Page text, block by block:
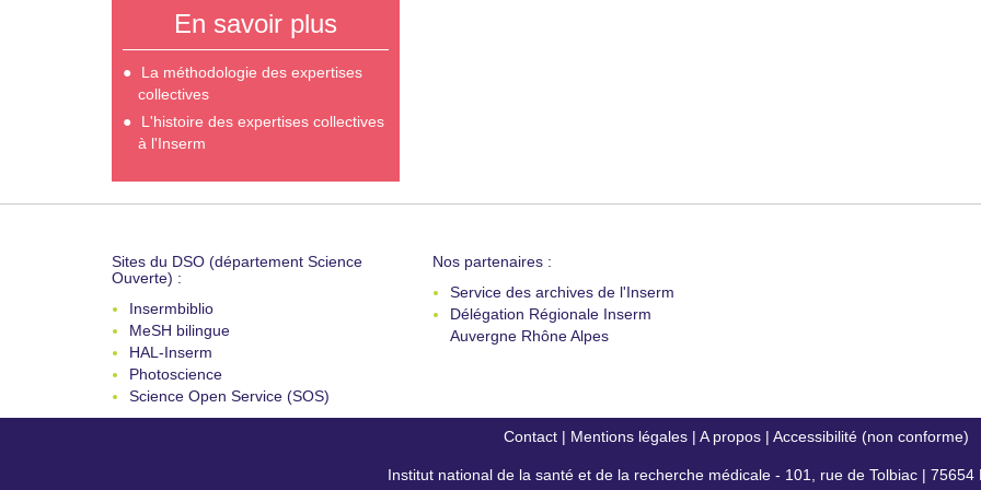
En savoir plus
La méthodologie des expertises
collectives
L'histoire des expertises collectives
à l'Inserm
Sites du DSO (département Science
Ouverte) :
Insermbiblio
MeSH bilingue
HAL-Inserm
Photoscience
Science Open Service (SOS)
Nos partenaires :
Service des archives de l'Inserm
Délégation Régionale Inserm
Auvergne Rhône Alpes
Contact| Mentions légales| A propos| Accessibilité (non conforme)
Institut national de la santé et de la recherche médicale - 101, rue de Tolbiac | 75654